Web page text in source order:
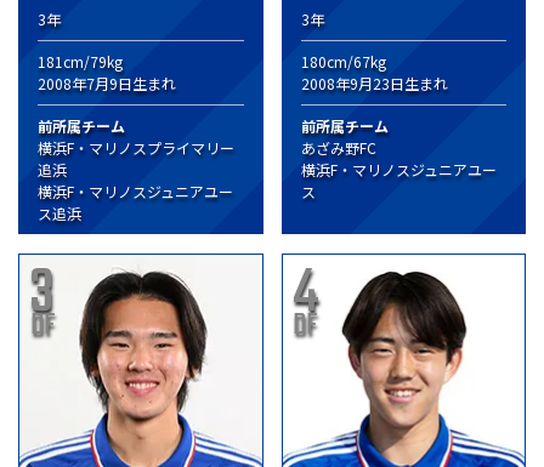
3年
181cm/79kg
2008年7月9日生まれ
前所属チーム
横浜F・マリノスプライマリー
追浜
横浜F・マリノスジュニアユー
ス追浜
3年
180cm/67kg
2008年9月23日生まれ
前所属チーム
あざみ野FC
横浜F・マリノスジュニアユー
ス
3
DF 4
DF